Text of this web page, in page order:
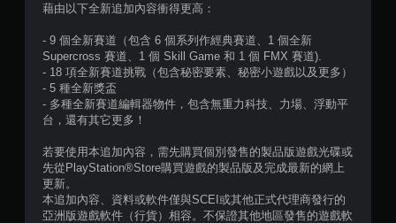
顆
星
）
，
共
藉由以下全新追加內容衝得更高：
- 9 個全新賽道（包含 6 個系列作經典賽道、1 個全新
Supercross 賽道、1 個 Skill Game 和 1 個 FMX 賽道).
- 18 項全新賽道挑戰（包含秘密要素、秘密小遊戲以及更多）
- 5 種全新獎盃
- 多種全新賽道編輯器物件，包含無重力科技、力場、浮動平
台，還有其它更多！
若要使用本追加內容，需先購買個別發售的製品版遊戲光碟或
先從PlayStation®Store購買遊戲的製品版及完成最新的網上
更新。
本追加內容、資料或軟件僅與SCEI或其他正式代理商發行的
亞洲版遊戲軟件（行貨）相容。不保證其他地區發售的遊戲軟